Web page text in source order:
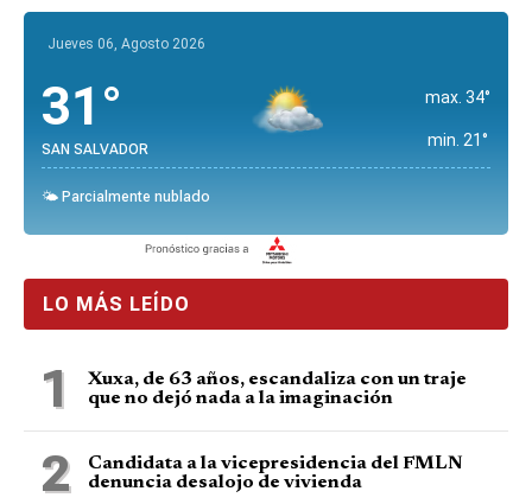
Jueves 06, Agosto 2026
31°
SAN SALVADOR
max. 34°
min. 21°
🌤️ Parcialmente nublado
LO MÁS LEÍDO
1
Xuxa, de 63 años, escandaliza con un traje
que no dejó nada a la imaginación
2
Candidata a la vicepresidencia del FMLN
denuncia desalojo de vivienda